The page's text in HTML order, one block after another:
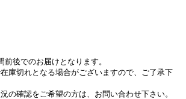
後でのお届けとなります。
庫切れとなる場合がございますので、ご了承下
の確認をご希望の方は、お問い合わせ下さい。